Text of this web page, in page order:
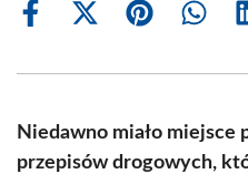
Share
Share
(Twitter)
Share Share
Niedawno miało miejsce
przepisów drogowych,